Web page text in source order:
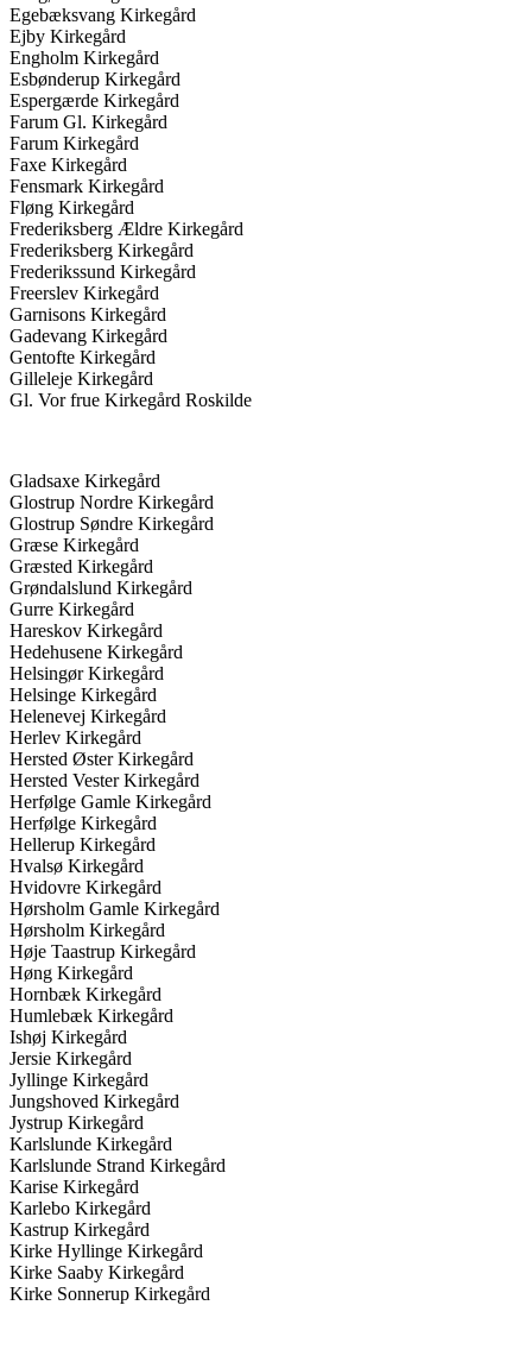
Egebæksvang Kirkegård
Ejby Kirkegård
Engholm Kirkegård
Esbønderup Kirkegård
Espergærde Kirkegård
Farum Gl. Kirkegård
Farum Kirkegård
Faxe Kirkegård
Fensmark Kirkegård
Fløng Kirkegård
Frederiksberg Ældre Kirkegård
Frederiksberg Kirkegård
Frederikssund Kirkegård
Freerslev Kirkegård
Garnisons Kirkegård
Gadevang Kirkegård
Gentofte Kirkegård
Gilleleje Kirkegård
Gl. Vor frue Kirkegård Roskilde
Gladsaxe Kirkegård
Glostrup Nordre Kirkegård
Glostrup Søndre Kirkegård
Græse Kirkegård
Græsted Kirkegård
Grøndalslund Kirkegård
Gurre Kirkegård
Hareskov Kirkegård
Hedehusene Kirkegård
Helsingør Kirkegård
Helsinge Kirkegård
Helenevej Kirkegård
Herlev Kirkegård
Hersted Øster Kirkegård
Hersted Vester Kirkegård
Herfølge Gamle Kirkegård
Herfølge Kirkegård
Hellerup Kirkegård
Hvalsø Kirkegård
Hvidovre Kirkegård
Hørsholm Gamle Kirkegård
Hørsholm Kirkegård
Høje Taastrup Kirkegård
Høng Kirkegård
Hornbæk Kirkegård
Humlebæk Kirkegård
Ishøj Kirkegård
Jersie Kirkegård
Jyllinge Kirkegård
Jungshoved Kirkegård
Jystrup Kirkegård
Karlslunde Kirkegård
Karlslunde Strand Kirkegård
Karise Kirkegård
Karlebo Kirkegård
Kastrup Kirkegård
Kirke Hyllinge Kirkegård
Kirke Saaby Kirkegård
Kirke Sonnerup Kirkegård